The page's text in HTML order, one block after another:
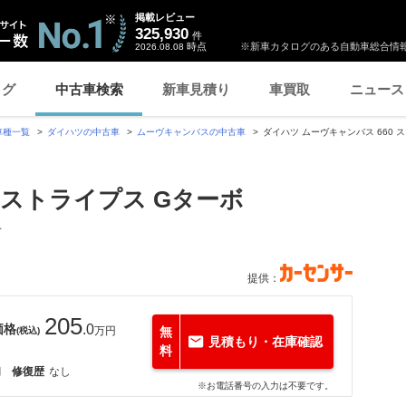
※新車カタログのある自動車総合情
掲載レビュー
325,930 件
2026.08.08 時点
中古車検索 新車見積り 車買取 ニュース
種一覧 ダイハツの中古車 ムーヴキャンバスの中古車 ダイハツ ムーヴキャンバス 660
トライプス Gターボ
提供：
格(税込) 205.0万円
修復歴 なし
無
料
見積もり・在庫確認
※お電話番号の入力は不要です。